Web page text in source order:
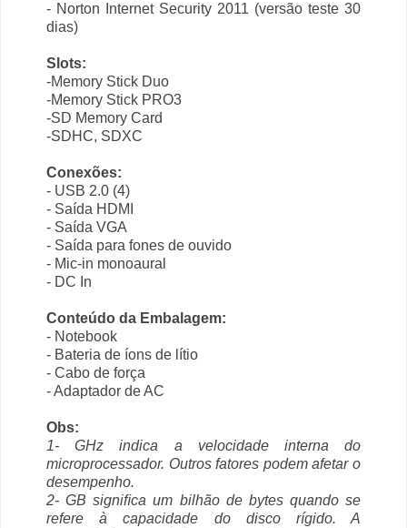
- Norton Internet Security 2011 (versão teste 30
dias)
Slots:
-Memory Stick Duo
-Memory Stick PRO3
-SD Memory Card
-SDHC, SDXC
Conexões:
- USB 2.0 (4)
- Saída HDMI
- Saída VGA
- Saída para fones de ouvido
- Mic-in monoaural
- DC In
Conteúdo da Embalagem:
- Notebook
- Bateria de íons de lítio
- Cabo de força
- Adaptador de AC
Obs:
1- GHz indica a velocidade interna do
microprocessador. Outros fatores podem afetar o
desempenho.
2- GB signiﬁca um bilhão de bytes quando se
refere à capacidade do disco rígido. A